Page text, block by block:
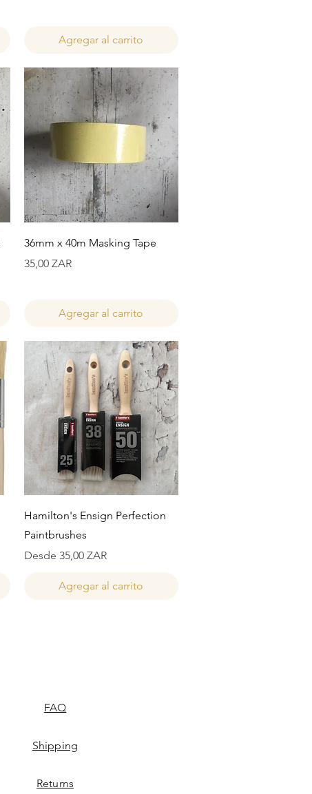
Agregar al carrito
Vista rápida
36mm x 40m Masking Tape
Precio
35,00 ZAR
Agregar al carrito
Vista rápida
Hamilton's Ensign Perfection
Paintbrushes
Desde 35,00 ZAR
Precio de oferta
Agregar al carrito
FAQ
Shipping
Returns